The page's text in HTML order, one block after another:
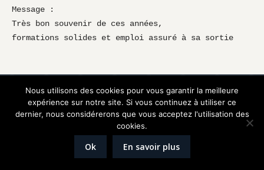
Message :
Très bon souvenir de ces années,
formations solides et emploi assuré à sa sortie
Réalisation Graphik'up
Mentions légales
Nous utilisons des cookies pour vous garantir la meilleure
expérience sur notre site. Si vous continuez à utiliser ce
dernier, nous considérerons que vous acceptez l'utilisation des
cookies.
Ok En savoir plus